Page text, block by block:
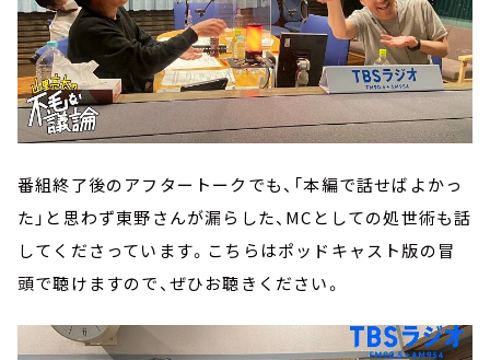
番組終了後のアフタートークでも、「本編で話せばよかっ
た」と思わず東野さんが漏らした、MCとしての処世術も話
してくださっています。こちらはポッドキャスト版の冒
頭で聴けますので、ぜひお聴きください。